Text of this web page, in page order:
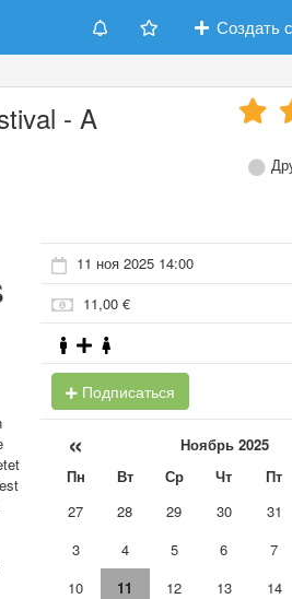
Создать
- A
11 ноя 2025 14:00
11,00 €
Подписаться
« Ноябрь 2025
Пн Вт Ср Чт Пт
27
28 29 30 31
3
4 5 6 7
10
11 12 13 14